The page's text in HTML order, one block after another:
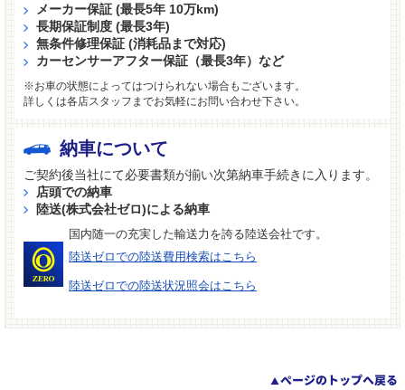
メーカー保証 (最長5年 10万km)
長期保証制度 (最長3年)
無条件修理保証 (消耗品まで対応)
カーセンサーアフター保証（最長3年）など
※お車の状態によってはつけられない場合もございます。
詳しくは各店スタッフまでお気軽にお問い合わせ下さい。
納車について
ご契約後当社にて必要書類が揃い次第納車手続きに入ります。
店頭での納車
陸送(株式会社ゼロ)による納車
国内随一の充実した輸送力を誇る陸送会社です。
陸送ゼロでの陸送費用検索はこちら
陸送ゼロでの陸送状況照会はこちら